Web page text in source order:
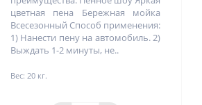
цветная пена Бережная мойка
Всесезонный Способ применения:
1) Нанести пену на автомобиль. 2)
Выждать 1-2 минуты, не..
Вес: 20 кг.